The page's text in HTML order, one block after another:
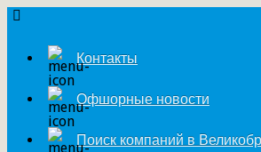
Контакты
Офшорные новости
Поиск компаний в